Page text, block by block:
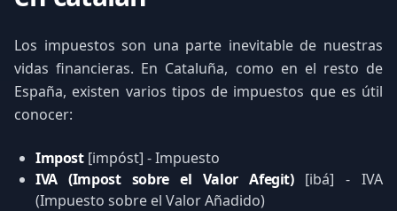
Los impuestos son una parte inevitable de nuestras
vidas financieras. En Cataluña, como en el resto de
España, existen varios tipos de impuestos que es útil
conocer:
Impost[impóst] - Impuesto
IVA (Impost sobre el Valor Afegit)[ibá] - IVA
(Impuesto sobre el Valor Añadido)